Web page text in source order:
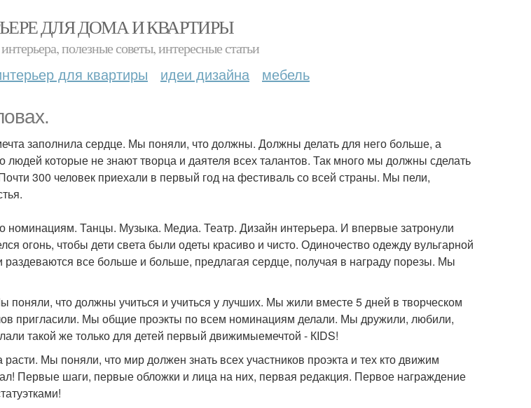
ДЛЯ ДОМА И КВАРТИРЫ
полезные советы, интересные статьи
для квартиры идеи дизайна мебель
заполнила сердце. Мы поняли, что должны. Должны делать для него больше, а
людей которые не знают творца и даятеля всех талантов. Так много мы должны сделать
300 человек приехали в первый год на фестиваль со всей страны. Мы пели,
номинациям. Танцы. Музыка. Медиа. Театр. Дизайн интерьера. И впервые затронули
огонь, чтобы дети света были одеты красиво и чисто. Одиночество одежду вульгарной
все больше и больше, предлагая сердце, получая в награду порезы. Мы
поняли, что должны учиться и учиться у лучших. Мы жили вместе 5 дней в творческом
пригласили. Мы общие проэкты по всем номинациям делали. Мы дружили, любили,
такой же только для детей первый движимыемечтой - КIDS!
Мы поняли, что мир должен знать всех участников проэкта и тех кто движим
Первые шаги, первые обложки и лица на них, первая редакция. Первое награждение